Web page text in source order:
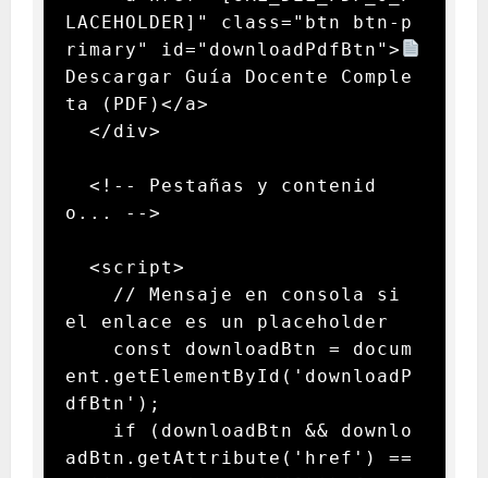
LACEHOLDER]" class="btn btn-p
rimary" id="downloadPdfBtn">
Descargar Guía Docente Comple
ta (PDF)</a>
o... -->
el enlace es un placeholder
ent.getElementById('downloadP
dfBtn');
adBtn.getAttribute('href') ==